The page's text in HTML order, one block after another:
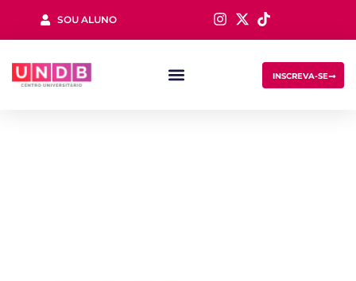
SOU ALUNO
INSCREVA-SE